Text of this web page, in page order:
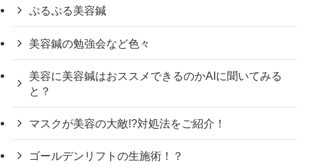
ぷるぷる美容鍼
美容鍼の勉強会など色々
美容に美容鍼はおススメできるのかAIに聞いてみる
と？
マスクが美容の大敵!?対処法をご紹介！
ゴールデンリフトの生施術！？